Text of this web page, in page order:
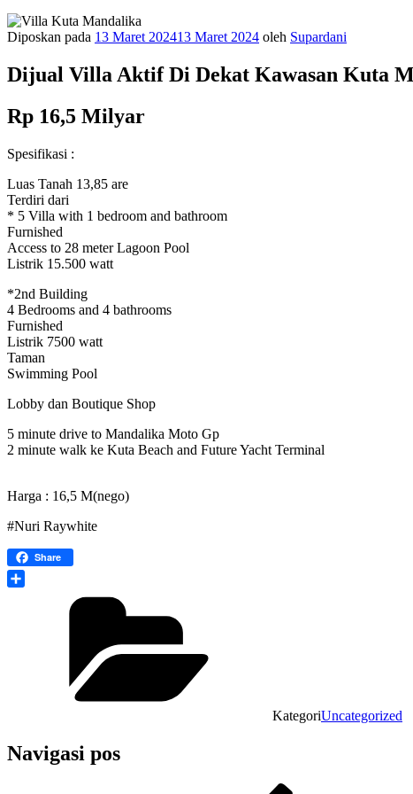
Diposkan pada 13 Maret 202413 Maret 2024 oleh Supardani
Dijual Villa Aktif Di Dekat Kawasan Kuta
Rp 16,5 Milyar
Spesifikasi :
Luas Tanah 13,85 are
Terdiri dari
* 5 Villa with 1 bedroom and bathroom
Furnished
Access to 28 meter Lagoon Pool
Listrik 15.500 watt
*2nd Building
4 Bedrooms and 4 bathrooms
Furnished
Listrik 7500 watt
Taman
Swimming Pool
Lobby dan Boutique Shop
5 minute drive to Mandalika Moto Gp
2 minute walk ke Kuta Beach and Future Yacht Terminal
Harga : 16,5 M(nego)
#Nuri Raywhite
Share
KategoriUncategorized
Navigasi pos